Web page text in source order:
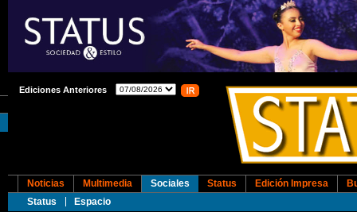
Ediciones Anteriores
Noticias Multimedia
Sociales
Status
Espacio
Status Edición Impresa